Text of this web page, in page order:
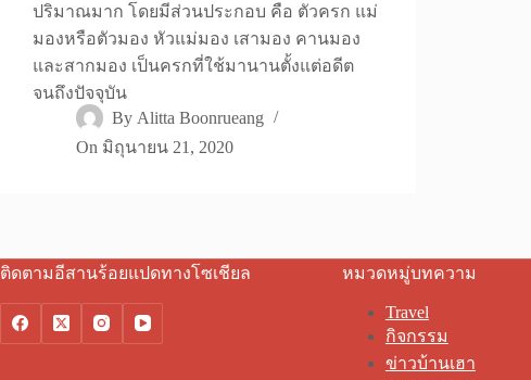
ปริมาณมาก โดยมีส่วนประกอบ คือ ตัวครก แม่
มองหรือตัวมอง หัวแม่มอง เสามอง คานมอง
และสากมอง เป็นครกที่ใช้มานานตั้งแต่อดีต
จนถึงปัจจุบัน
By Alitta Boonrueang
On มิถุนายน 21, 2020
ติดตามอีสานร้อยแปดทางโซเชียล หมวดหมู่บทความ
Travel
กิจกรรม
ข่าวบ้านเฮา